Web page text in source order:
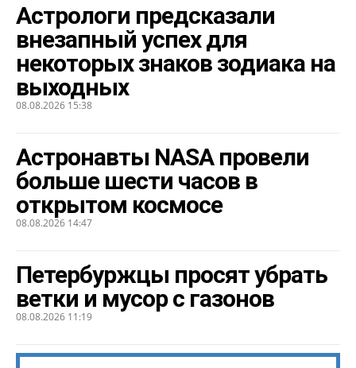
Астрологи предсказали
внезапный успех для
некоторых знаков зодиака на
выходных
08.08.2026 15:38
Астронавты NASA провели
больше шести часов в
открытом космосе
08.08.2026 14:47
Петербуржцы просят убрать
ветки и мусор с газонов
08.08.2026 11:19